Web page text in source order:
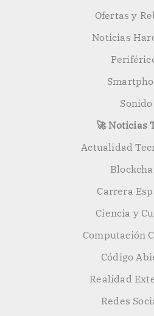
Ofertas y
Noticias
Sonido
🚀 Noticias
Actualidad
Carrera
Ciencia y
Computación
Código
Realidad
Redes